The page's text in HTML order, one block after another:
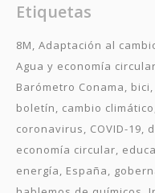
Etiquetas
8M Adaptación al
Agua y economía circular
Barómetro Conama
bici
boletín
cambio climático
coronavirus
COVID-19
economía circular
energía
España